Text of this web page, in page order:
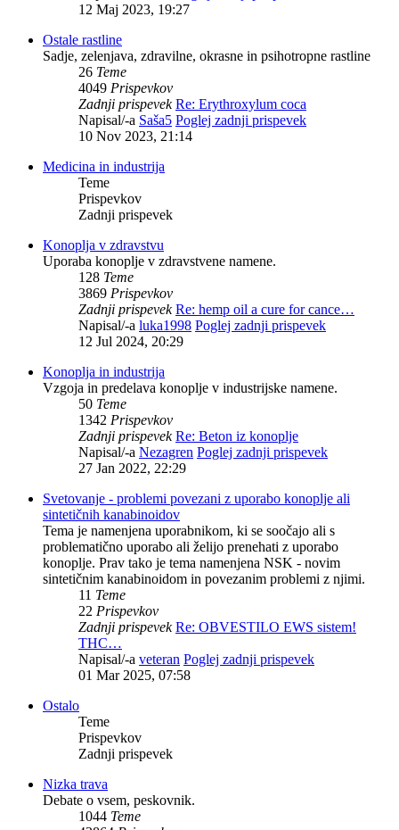
12 Maj 2023, 19:27
Ostale rastline
Sadje, zelenjava, zdravilne, okrasne in psihotropne rastline
26 Teme
4049 Prispevkov
Zadnji prispevek Re: Erythroxylum coca
Napisal/-a Saša5 Poglej zadnji prispevek
10 Nov 2023, 21:14
Medicina in industrija
Teme
Prispevkov
Zadnji prispevek
Konoplja v zdravstvu
Uporaba konoplje v zdravstvene namene.
128 Teme
3869 Prispevkov
Zadnji prispevek Re: hemp oil a cure for cance…
Napisal/-a luka1998 Poglej zadnji prispevek
12 Jul 2024, 20:29
Konoplja in industrija
Vzgoja in predelava konoplje v industrijske namene.
50 Teme
1342 Prispevkov
Zadnji prispevek Re: Beton iz konoplje
Napisal/-a Nezagren Poglej zadnji prispevek
27 Jan 2022, 22:29
Svetovanje - problemi povezani z uporabo konoplje ali
sintetičnih kanabinoidov
Tema je namenjena uporabnikom, ki se soočajo ali s
problematično uporabo ali želijo prenehati z uporabo
konoplje. Prav tako je tema namenjena NSK - novim
sintetičnim kanabinoidom in povezanim problemi z njimi.
11 Teme
22 Prispevkov
Zadnji prispevek Re: OBVESTILO EWS sistem!
THC…
Napisal/-a veteran Poglej zadnji prispevek
01 Mar 2025, 07:58
Ostalo
Teme
Prispevkov
Zadnji prispevek
Nizka trava
Debate o vsem, peskovnik.
1044 Teme